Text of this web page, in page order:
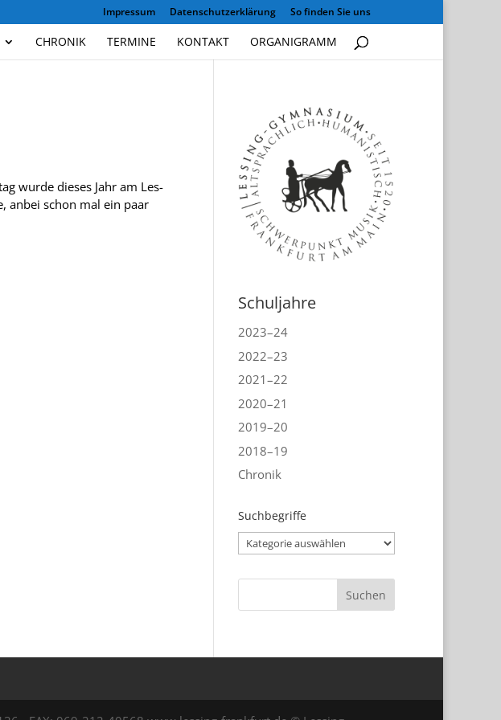
Impressum Datenschutzerklärung So finden Sie uns
CHRONIK TERMINE KONTAKT ORGANIGRAMM
wurde die­ses Jahr am Les­
anbei schon mal ein paar
Schuljahre
2023–24
2022–23
2021–22
2020–21
2019–20
2018–19
Chronik
Suchbegriffe
Suchbegriffe